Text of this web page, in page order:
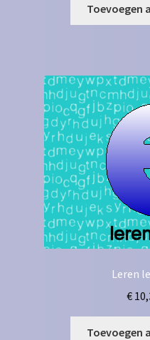
Toevoegen
Leren
€
Toevoegen